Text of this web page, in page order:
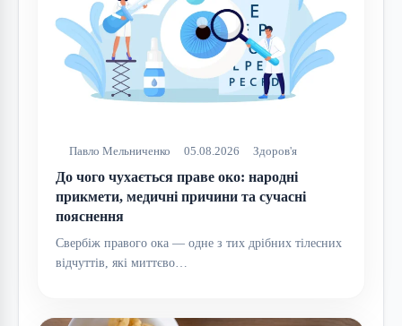
Павло Мельниченко 05.08.2026 Здоров'я
До чого чухається праве око: народні
прикмети, медичні причини та сучасні
пояснення
Свербіж правого ока — одне з тих дрібних тілесних
відчуттів, які миттєво…